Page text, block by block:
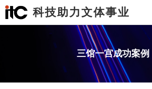
科技助力文体事业
三馆一宫成功案例